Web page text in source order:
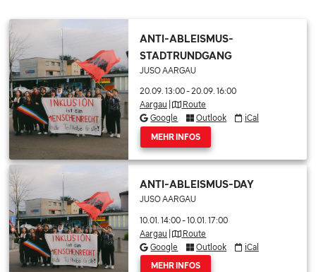
ANTI-ABLEISMUS-
STADTRUNDGANG
JUSO AARGAU
20.09. 13:00-20.09. 16:00
Aargau
Route
Google
Outlook iCal
MEHR INFOS
ANTI-ABLEISMUS-DAY
JUSO AARGAU
10.01. 14:00-10.01. 17:00
Aargau
Route
Google
Outlook iCal
MEHR INFOS